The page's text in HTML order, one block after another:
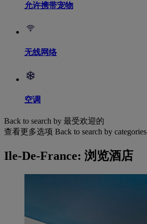
允许携带宠物
无线网络
空调
Back to search by 最受欢迎的
查看更多选项 Back to search by categories
Ile-De-France: 浏览酒店